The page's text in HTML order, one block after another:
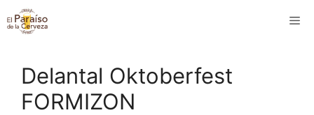
Saltar
al
Delantal Oktoberfest
FORMIZON